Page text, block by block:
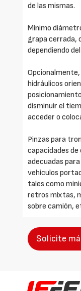
de las mismas.
Mínimo
grapa cerrada,
dependiendo
hidráulicos
disminuir el
acceder o
Pinzas para
capacidades
adecuadas
vehículos
tales como
retros mixtas,
sobre camión,
Solicite